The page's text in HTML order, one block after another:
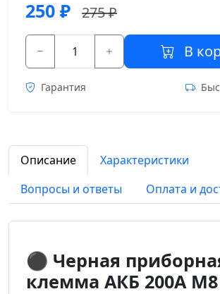
250 ₽ 275 ₽
В
Гарантия
Описание
Характеристики
Вопросы и ответы
Оплата и
⚫ Черная
клемма АКБ 200А М8